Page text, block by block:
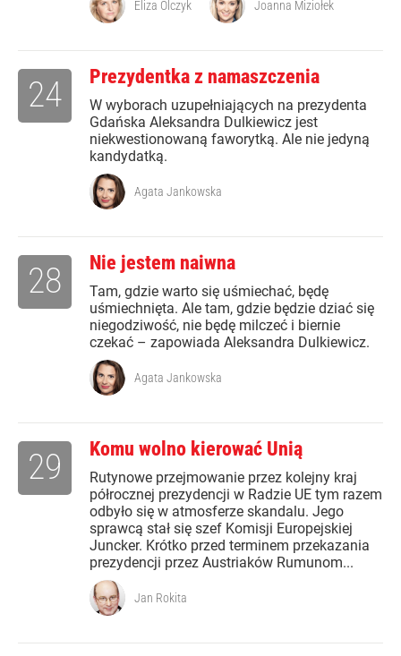
Eliza Olczyk Joanna Miziołek
Prezydentka z namaszczenia
W wyborach uzupełniających na prezydenta
Gdańska Aleksandra Dulkiewicz jest
niekwestionowaną faworytką. Ale nie jedyną
kandydatką.
24
Agata Jankowska
Nie jestem naiwna
Tam, gdzie warto się uśmiechać, będę
uśmiechnięta. Ale tam, gdzie będzie dziać się
niegodziwość, nie będę milczeć i biernie
czekać – zapowiada Aleksandra Dulkiewicz.
28
Agata Jankowska
Komu wolno kierować Unią
Rutynowe przejmowanie przez kolejny kraj
półrocznej prezydencji w Radzie UE tym razem
odbyło się w atmosferze skandalu. Jego
sprawcą stał się szef Komisji Europejskiej
Juncker. Krótko przed terminem przekazania
prezydencji przez Austriaków Rumunom...
29
Jan Rokita